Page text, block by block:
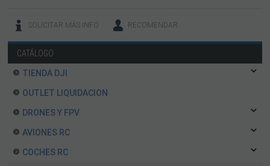
SOLICITAR MÁS INFO RECOMENDAR
CATÁLOGO
TIENDA DJI
OUTLET LIQUIDACION
DRONES Y FPV
AVIONES RC
COCHES RC